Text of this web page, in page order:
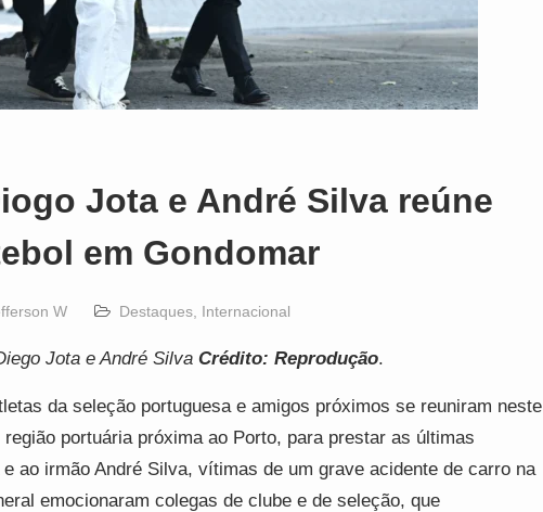
Jota e André Silva reúne
em Gondomar
W Destaques Internacional
Jota e André Silva Crédito: Reprodução.
da seleção portuguesa e amigos próximos se reuniram neste
portuária próxima ao Porto, para prestar as últimas
ao irmão André Silva, vítimas de um grave acidente de carro na
emocionaram colegas de clube e de seleção, que